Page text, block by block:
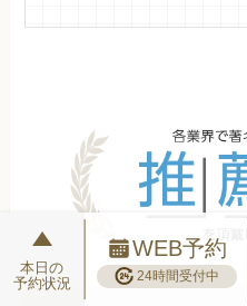
本日の
予約状況
WEB予約
24時間受付中